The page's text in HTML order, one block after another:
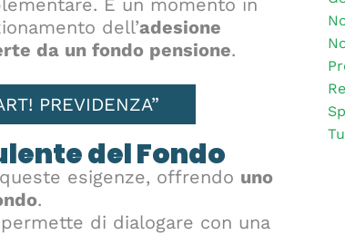
È un momento in
dell’adesione
da un fondo pensione.
PREVIDENZA”
del Fondo
esigenze, offrendo uno
.
di dialogare con una